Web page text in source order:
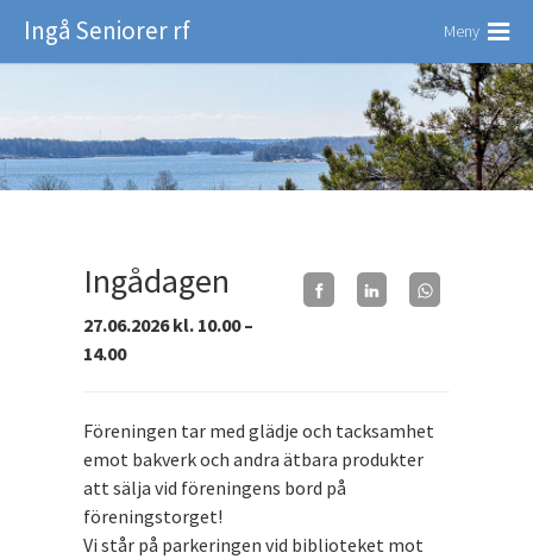
Ingå Seniorer rf Meny
Ingådagen
27.06.2026 kl. 10.00 –
14.00
Föreningen tar med glädje och tacksamhet
emot bakverk och andra ätbara produkter
att sälja vid föreningens bord på
föreningstorget!
Vi står på parkeringen vid biblioteket mot